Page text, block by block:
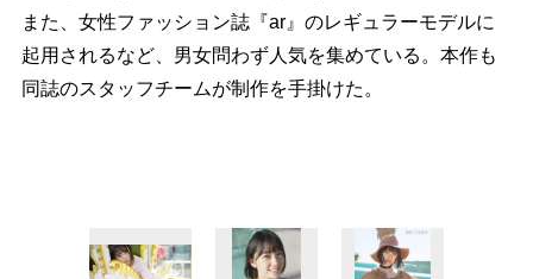
また、女性ファッション誌『ar』のレギュラーモデルに
起用されるなど、男女問わず人気を集めている。本作も
同誌のスタッフチームが制作を手掛けた。